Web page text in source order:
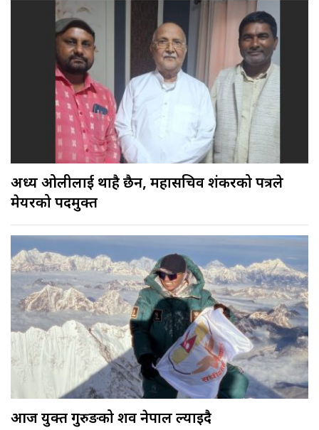
अध्यक्ष ओलीलाई थाहै छैन, महासचिव शंकरको पत्रले
मेयरको पदमुक्त
आज युक्त गुरुङको शव नेपाल ल्याइदै